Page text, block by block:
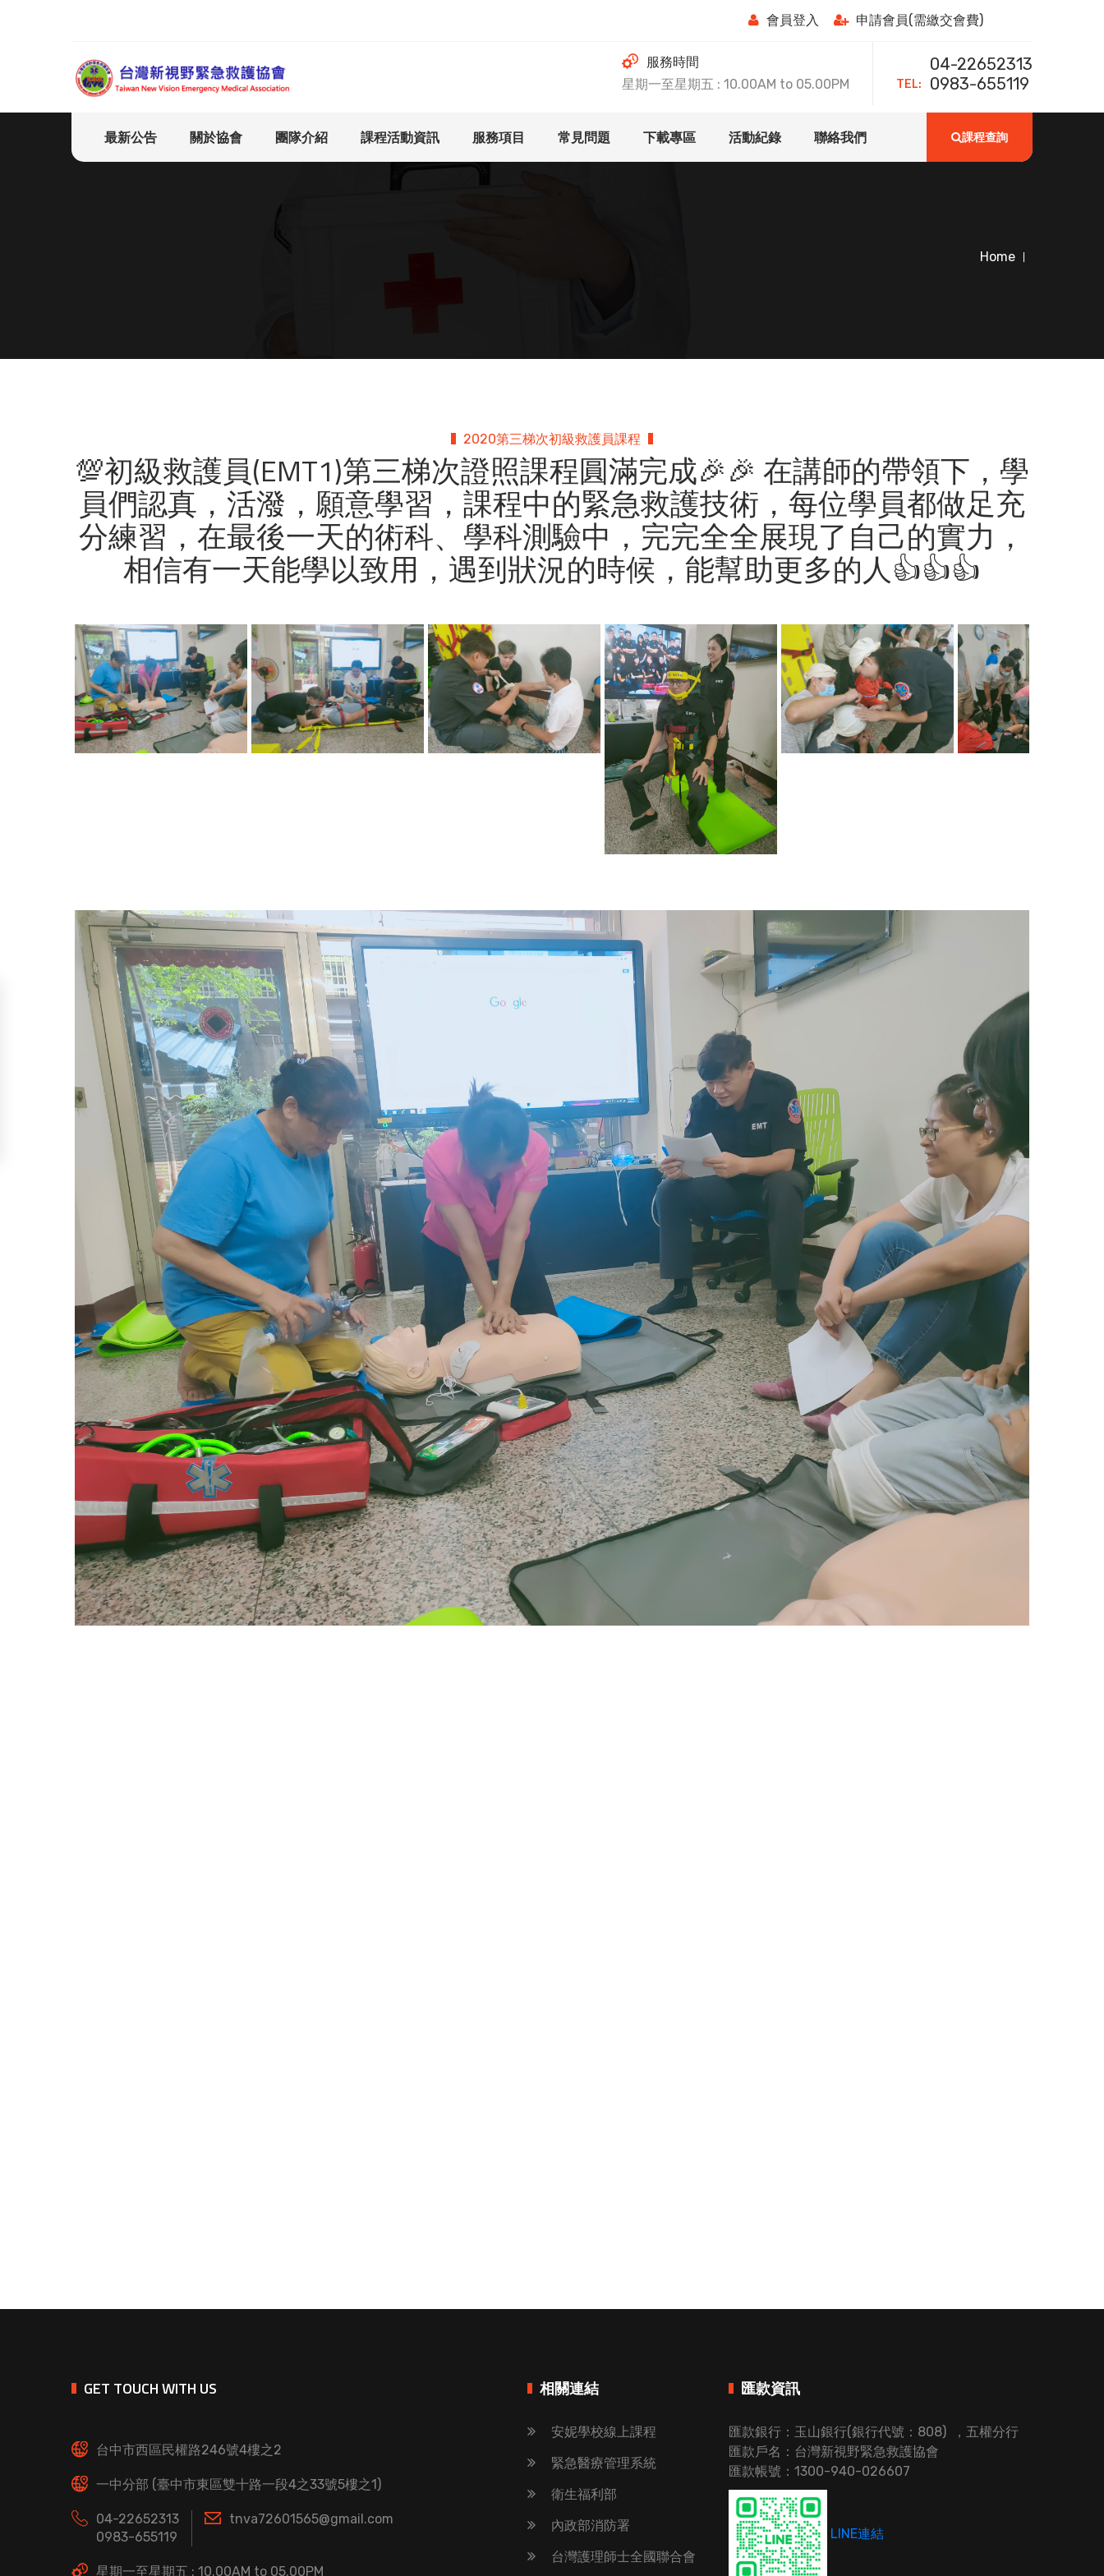
會員登入 申請會員(需繳交會費)
服務時間
星期一至星期五 : 10.00AM to 05.00PM
TEL:
04-22652313
0983-655119
最新公告 關於協會 團隊介紹 課程活動資訊 服務項目 常見問題 下載專區 活動紀錄 聯絡我們 課程查詢
Home
2020第三梯次初級救護員課程
💯初級救護員(EMT1)第三梯次證照課程圓滿完成🎉🎉 在講師的帶領下，學
員們認真，活潑，願意學習，課程中的緊急救護技術，每位學員都做足充
分練習，在最後一天的術科、學科測驗中，完完全全展現了自己的實力，
相信有一天能學以致用，遇到狀況的時候，能幫助更多的人👍👍👍
GET TOUCH WITH US
台中市西區民權路246號4樓之2
一中分部 (臺中市東區雙十路一段4之33號5樓之1)
04-22652313
0983-655119
tnva72601565@gmail.com
星期一至星期五 : 10.00AM to 05.00PM
相關連結
安妮學校線上課程
緊急醫療管理系統
衛生福利部
內政部消防署
台灣護理師士全國聯合會
匯款資訊
匯款銀行：玉山銀行(銀行代號：808) ，五權分行
匯款戶名：台灣新視野緊急救護協會
匯款帳號：1300-940-026607
LINE連結